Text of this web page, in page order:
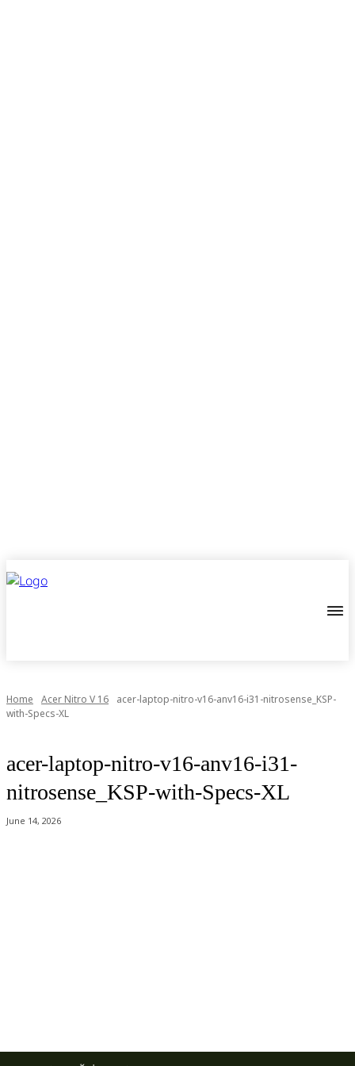
Home Acer Nitro V 16
acer-laptop-nitro-v16-anv16-i31-nitrosense_KSP-
with-Specs-XL
acer-laptop-nitro-v16-anv16-i31-
nitrosense_KSP-with-Specs-XL
June 14, 2026